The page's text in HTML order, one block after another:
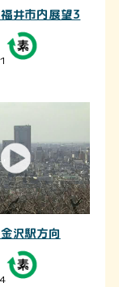
井市内展望3
沢駅方向